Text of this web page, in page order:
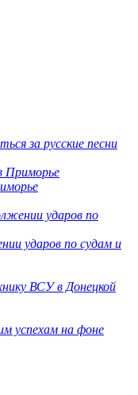
за русские песни
ударов по судам и
ВСУ в Донецкой
успехам на фоне